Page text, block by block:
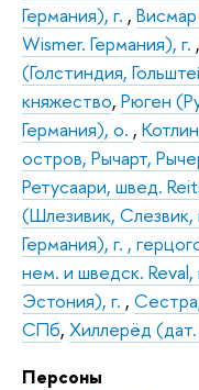
Германия), г. ,
Wismer. Германия), г. ,
(Голстиндия,
княжество, Рюген
Германия), о. ,
остров, Рычарт,
Ретусаари, швед.
(Шлезивик,
Германия), г. ,
нем. и шведск.
Эстония), г. ,
СПб, Хиллерёд
Персоны